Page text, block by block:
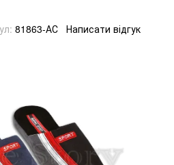
81863-АС Написати відгук